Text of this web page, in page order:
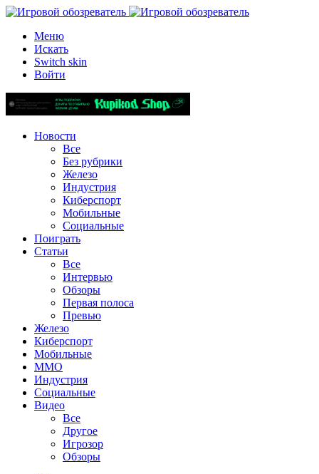
Меню
Искать
Switch skin
Войти
Новости
Все
Без рубрики
Железо
Индустрия
Киберспорт
Мобильные
Социальные
Поиграть
Статьи
Все
Интервью
Обзоры
Первая полоса
Превью
Железо
Киберспорт
Мобильные
ММО
Индустрия
Социальные
Видео
Все
Другое
Игрозор
Обзоры